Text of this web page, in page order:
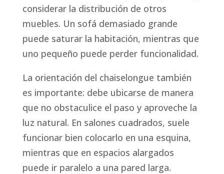
considerar la distribución de otros
muebles. Un sofá demasiado grande
puede saturar la habitación, mientras que
uno pequeño puede perder funcionalidad.
La orientación del chaiselongue también
es importante: debe ubicarse de manera
que no obstaculice el paso y aproveche la
luz natural. En salones cuadrados, suele
funcionar bien colocarlo en una esquina,
mientras que en espacios alargados
puede ir paralelo a una pared larga.